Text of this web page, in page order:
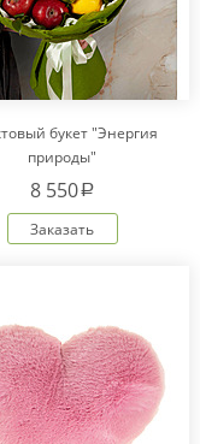
букет "Энергия
природы"
8 550a
Заказать